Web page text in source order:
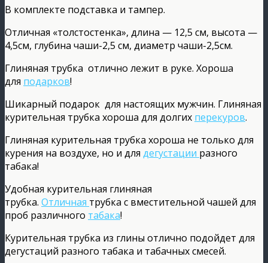
В комплекте подставка и тампер.
Отличная «толстостенка», длина — 12,5 см, высота —
4,5см, глубина чаши-2,5 см, диаметр чаши-2,5см.
Глиняная трубка отлично лежит в руке. Хороша
для подарков!
Шикарный подарок для настоящих мужчин. Глиняная
курительная трубка хороша для долгих перекуров.
Глиняная курительная трубка хороша не только для
курения на воздухе, но и для дегустации разного
табака!
Удобная курительная глиняная
трубка. Отличная трубка с вместительной чашей для
проб различного табака!
Курительная трубка из глины отлично подойдет для
дегустаций разного табака и табачных смесей.